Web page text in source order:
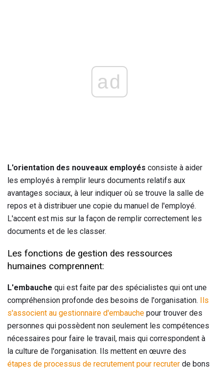
ad
L'orientation des nouveaux employés consiste à aider
les employés à remplir leurs documents relatifs aux
avantages sociaux, à leur indiquer où se trouve la salle de
repos et à distribuer une copie du manuel de l'employé.
L'accent est mis sur la façon de remplir correctement les
documents et de les classer.
Les fonctions de gestion des ressources
humaines comprennent:
L'embauche qui est faite par des spécialistes qui ont une
compréhension profonde des besoins de l'organisation.
Ils
s'associent au gestionnaire d'embauche pour trouver des
personnes qui possèdent non seulement les compétences
nécessaires pour faire le travail, mais qui correspondent à
la culture de l'organisation. Ils mettent en œuvre des
étapes de processus de recrutement pour recruter de bons